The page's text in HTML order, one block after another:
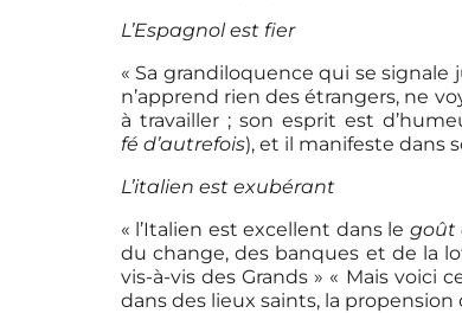
L’Espagnol est fier
« Sa grandiloquence qui se
n’apprend rien des étrangers, ne
à travailler ; son esprit est
fé d’autrefois), et il manifeste dans
L’italien est exubérant
« l’Italien est excellent dans le goût
du change, des banques et de la
vis-à-vis des Grands » « Mais voici
dans des lieux saints, la